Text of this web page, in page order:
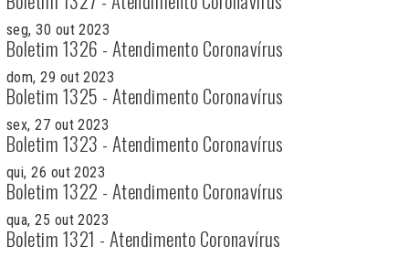
seg, 30 out 2023
Boletim 1326 - Atendimento Coronavírus
dom, 29 out 2023
Boletim 1325 - Atendimento Coronavírus
sex, 27 out 2023
Boletim 1323 - Atendimento Coronavírus
qui, 26 out 2023
Boletim 1322 - Atendimento Coronavírus
qua, 25 out 2023
Boletim 1321 - Atendimento Coronavírus